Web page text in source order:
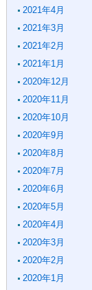
2021年4月
2021年3月
2021年2月
2021年1月
2020年12月
2020年11月
2020年10月
2020年9月
2020年8月
2020年7月
2020年6月
2020年5月
2020年4月
2020年3月
2020年2月
2020年1月